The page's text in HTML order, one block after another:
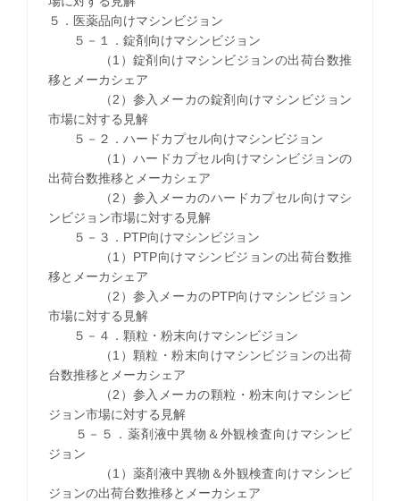
５．医薬品向けマシンビジョン
５－１．錠剤向けマシンビジョン
（1）錠剤向けマシンビジョンの出荷台数推
移とメーカシェア
（2）参入メーカの錠剤向けマシンビジョン
市場に対する見解
５－２．ハードカプセル向けマシンビジョン
（1）ハードカプセル向けマシンビジョンの
出荷台数推移とメーカシェア
（2）参入メーカのハードカプセル向けマシ
ンビジョン市場に対する見解
５－３．PTP向けマシンビジョン
（1）PTP向けマシンビジョンの出荷台数推
移とメーカシェア
（2）参入メーカのPTP向けマシンビジョン
市場に対する見解
５－４．顆粒・粉末向けマシンビジョン
（1）顆粒・粉末向けマシンビジョンの出荷
台数推移とメーカシェア
（2）参入メーカの顆粒・粉末向けマシンビ
ジョン市場に対する見解
５－５．薬剤液中異物＆外観検査向けマシンビ
ジョン
（1）薬剤液中異物＆外観検査向けマシンビ
ジョンの出荷台数推移とメーカシェア